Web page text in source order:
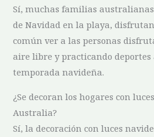
Sí, ⁣muchas ​familias
de⁤ Navidad en la playa,
común ‌ver⁢ a ⁢las personas
aire libre y practicando
temporada navideña.
¿Se decoran ⁤los‍ hogares con
Australia?
Sí, la ⁣decoración con luces